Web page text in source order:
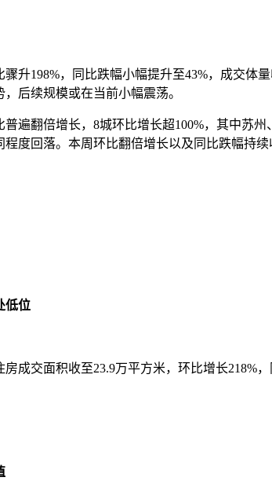
198%，同比跌幅小幅提升至43%，成交体
后续规模或在当前小幅震荡。
翻倍增长，8城环比增长超100%，其中苏州
度回落。本周环比翻倍增长以及同比跌幅持
低位
交面积收至23.9万平方米，环比增长218%